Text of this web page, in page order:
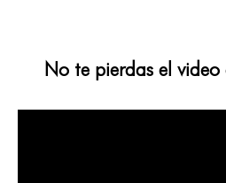
No te pierdas el